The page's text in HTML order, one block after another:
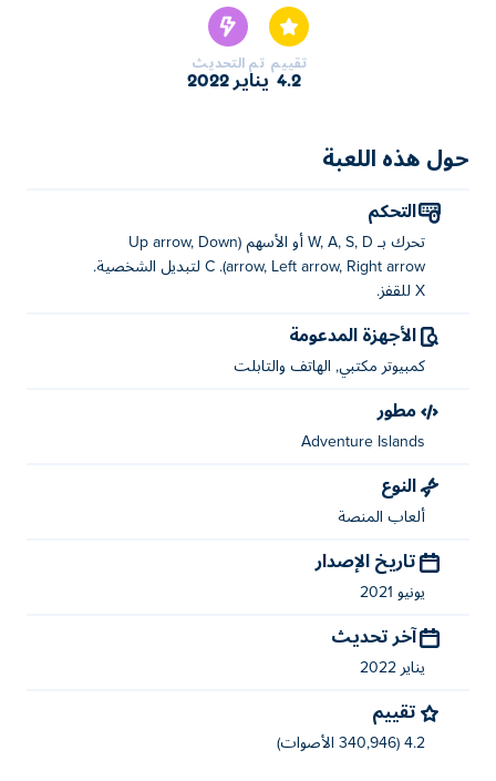
تقييم
4.2
تم التحديث
يناير 2022
حول هذه اللعبة
التحكم
تحرك بـ W, A, S, D أو الأسهم (Up arrow, Down
arrow, Left arrow, Right arrow). C لتبديل الشخصية.
X للقفز.
الأجهزة المدعومة
كمبيوتر مكتبي, الهاتف والتابلت
مطور
Adventure Islands
النوع
ألعاب المنصة
تاريخ الإصدار
يونيو 2021
آخر تحديث
يناير 2022
تقييم
4.2 (340,946 الأصوات)